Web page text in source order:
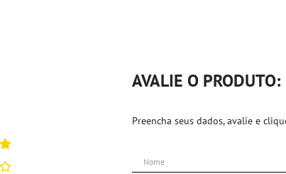
AVALIE O PRODUTO:
Preencha seus dados, avalie e